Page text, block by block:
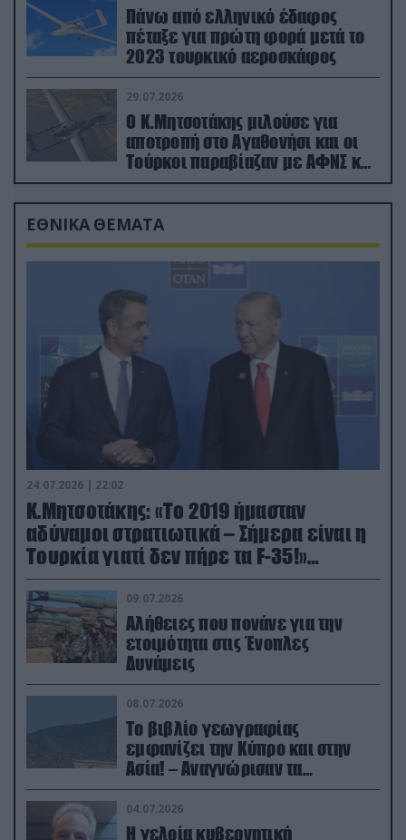
Πάνω από ελληνικό έδαφος
πέταξε για πρώτη φορά μετά το
2023 τουρκικό αεροσκάφος
29.07.2026
Ο Κ.Μητσοτάκης μιλούσε για
αποτροπή στο Αγαθονήσι και οι
Τούρκοι παραβίαζαν με ΑΦΝΣ και
drone
ΕΘΝΙΚΑ ΘΕΜΑΤΑ
24.07.2026 | 22:02
Κ.Μητσοτάκης: «Το 2019 ήμασταν
αδύναμοι στρατιωτικά – Σήμερα είναι η
Τουρκία γιατί δεν πήρε τα F-35!»
(βίντεο)
09.07.2026
Αλήθειες που πονάνε για την
ετοιμότητα στις Ένοπλες
Δυνάμεις
08.07.2026
Το βιβλίο γεωγραφίας
εμφανίζει την Κύπρο και στην
Ασία! – Αναγνώρισαν τα
κατεχόμενα; (φωτο)
04.07.2026
Η γελοία κυβερνητική